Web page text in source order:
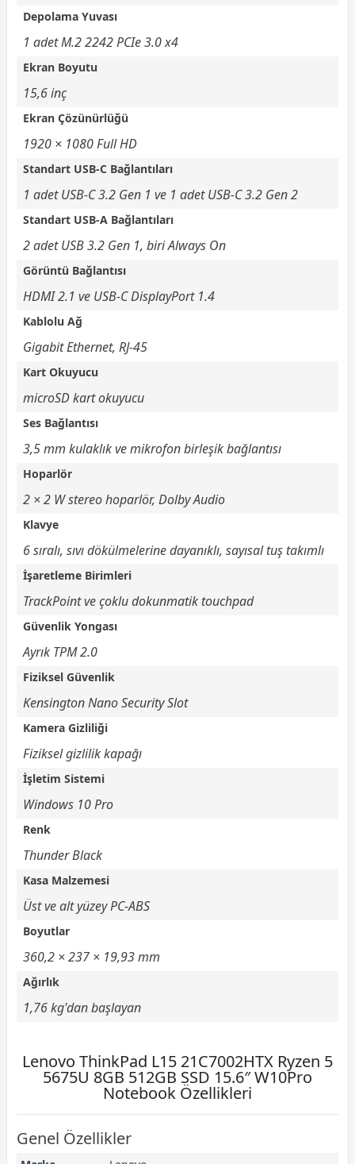
Depolama Yuvası
1 adet M.2 2242 PCIe 3.0 x4
Ekran Boyutu
15,6 inç
Ekran Çözünürlüğü
1920 × 1080 Full HD
Standart USB-C Bağlantıları
1 adet USB-C 3.2 Gen 1 ve 1 adet USB-C 3.2 Gen 2
Standart USB-A Bağlantıları
2 adet USB 3.2 Gen 1, biri Always On
Görüntü Bağlantısı
HDMI 2.1 ve USB-C DisplayPort 1.4
Kablolu Ağ
Gigabit Ethernet, RJ-45
Kart Okuyucu
microSD kart okuyucu
Ses Bağlantısı
3,5 mm kulaklık ve mikrofon birleşik bağlantısı
Hoparlör
2 × 2 W stereo hoparlör, Dolby Audio
Klavye
6 sıralı, sıvı dökülmelerine dayanıklı, sayısal tuş takımlı
İşaretleme Birimleri
TrackPoint ve çoklu dokunmatik touchpad
Güvenlik Yongası
Ayrık TPM 2.0
Fiziksel Güvenlik
Kensington Nano Security Slot
Kamera Gizliliği
Fiziksel gizlilik kapağı
İşletim Sistemi
Windows 10 Pro
Renk
Thunder Black
Kasa Malzemesi
Üst ve alt yüzey PC-ABS
Boyutlar
360,2 × 237 × 19,93 mm
Ağırlık
1,76 kg'dan başlayan
Lenovo ThinkPad L15 21C7002HTX Ryzen 5
5675U 8GB 512GB SSD 15.6″ W10Pro
Notebook Özellikleri
Genel Özellikler